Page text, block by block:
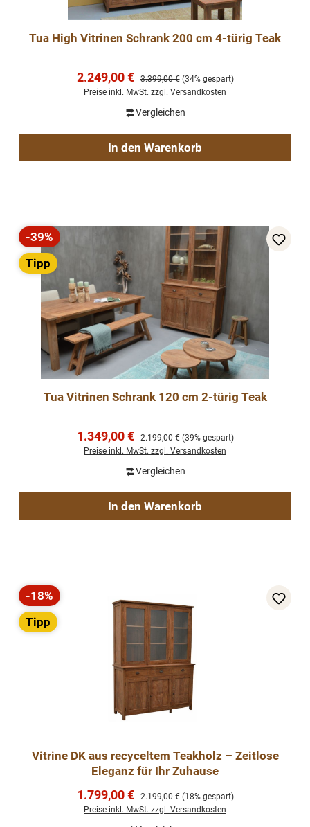
Tua High Vitrinen Schrank 200 cm 4-türig Teak
Verkaufspreis:
2.249,00 € Regulärer Preis:
3.399,00 € (34% gespart)
Preise inkl. MwSt. zzgl. Versandkosten
Vergleichen
In den Warenkorb
Rabatt
-39%
Tipp
Tua Vitrinen Schrank 120 cm 2-türig Teak
Verkaufspreis:
1.349,00 € Regulärer Preis:
2.199,00 € (39% gespart)
Preise inkl. MwSt. zzgl. Versandkosten
Vergleichen
In den Warenkorb
Rabatt
-18%
Tipp
Vitrine DK aus recyceltem Teakholz – Zeitlose
Eleganz für Ihr Zuhause
Verkaufspreis:
1.799,00 € Regulärer Preis:
2.199,00 € (18% gespart)
Preise inkl. MwSt. zzgl. Versandkosten